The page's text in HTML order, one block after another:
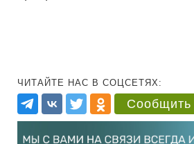
ЧИТАЙТЕ НАС В СОЦСЕТЯХ:
Сообщить